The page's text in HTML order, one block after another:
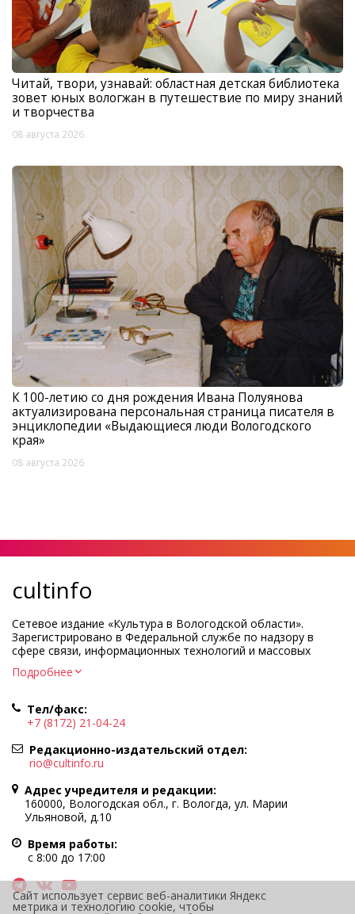
Читай, твори, узнавай: областная детская библиотека
зовет юных вологжан в путешествие по миру знаний
и творчества
08 августа 2026
К 100-летию со дня рождения Ивана Полуянова
актуализирована персональная страница писателя в
энциклопедии «Выдающиеся люди Вологодского
края»
08 августа 2026
cultinfo
Сетевое издание «Культура в Вологодской области».
Зарегистрировано в Федеральной службе по надзору в
сфере связи, информационных технологий и массовых
Регистрационный номер и дата принятия решения о
Учредитель КУ ВО «Информационно-аналитический центр
культуры»
Адрес учредителя и редакции: 160000, Вологодская обл., г.
Вологда, ул. Марии Ульяновой, д.10
Главный редактор — Легчанова Елена Григорьевна
Политика в отношении обработки персональных данных
При полном или частичном использовании информации
портала гиперссылка на cultinfo.ru обязательна.
Редакция не несет ответственности за достоверность
информации, содержащейся в рекламных объявлениях.
12+
Подробнее
Тел/факс:
+7 (8172) 21-04-24
Редакционно-издательский отдел:
rio@cultinfo.ru
Адрес учредителя и редакции:
160000, Вологодская обл., г. Вологда, ул. Марии
Ульяновой, д.10
Время работы:
с 8:00 до 17:00
Сайт использует сервис веб-аналитики Яндекс
метрика и технологию cookie, чтобы